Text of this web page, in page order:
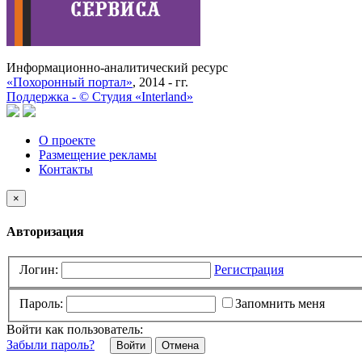
Информационно-аналитический ресурс
«Похоронный портал», 2014 - гг.
Поддержка - © Cтудия «Interland»
О проекте
Размещение рекламы
Контакты
×
Авторизация
Логин: Регистрация
Пароль:
Запомнить меня
Войти как пользователь:
Забыли пароль?
Отмена